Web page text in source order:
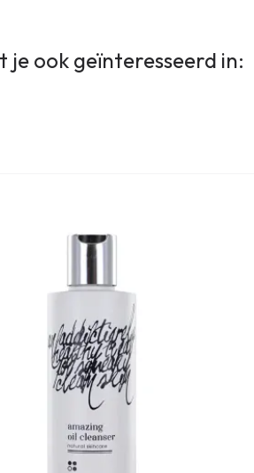
je ook geïnteresseerd in: